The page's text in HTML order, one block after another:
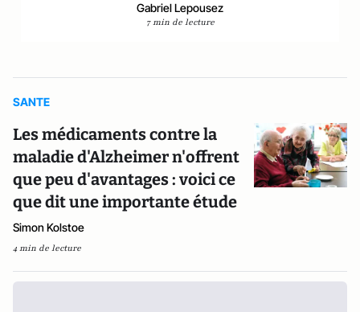
Gabriel Lepousez
7 min de lecture
SANTE
Les médicaments contre la
maladie d'Alzheimer n'offrent
que peu d'avantages : voici ce
que dit une importante étude
Simon Kolstoe
4 min de lecture